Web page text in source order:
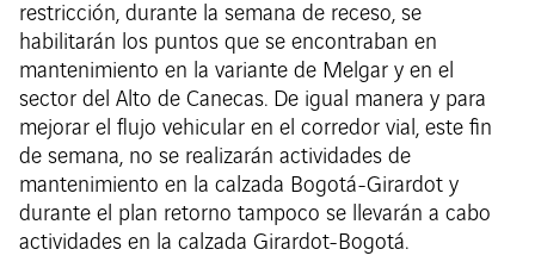
restricción, durante la semana de receso, se
habilitarán los puntos que se encontraban en
mantenimiento en la variante de Melgar y en el
sector del Alto de Canecas. De igual manera y para
mejorar el flujo vehicular en el corredor vial, este fin
de semana, no se realizarán actividades de
mantenimiento en la calzada Bogotá-Girardot y
durante el plan retorno tampoco se llevarán a cabo
actividades en la calzada Girardot-Bogotá.